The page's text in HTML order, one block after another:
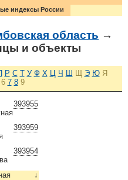
индексы России
область →
и объекты
Р С Т У Ф Х Ц Ч Ш Щ Э Ю Я
6 7 8 9
393955
393959
393954
↓